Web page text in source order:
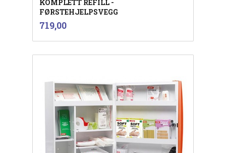
KOMPLETT REFILL -
FØRSTEHJELPSVEGG
Pris
719,00mva.